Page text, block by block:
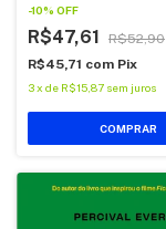
-10% OFF
R$47,61
R$52,90
R$45,71 com Pix
3x de R$15,87 sem juros
COMPRAR